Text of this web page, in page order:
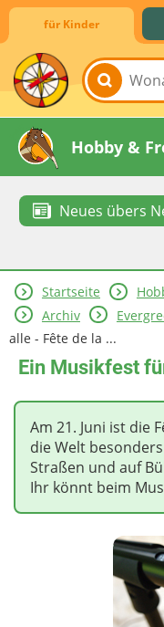
für Kinder
Lernen &
Hobby &
Neues übers
Spiel &
Mitreden
Startseite
Archiv
alle - Fête de la ...
Ein Musikfest
Am 21. Juni ist die
die Welt
Straßen und auf
Ihr könnt beim